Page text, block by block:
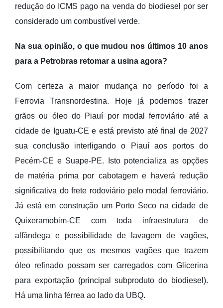
redução do ICMS pago na venda do biodiesel por ser
considerado um combustível verde.
Na sua opinião, o que mudou nos últimos 10 anos
para a Petrobras retomar a usina agora?
Com certeza a maior mudança no período foi a
Ferrovia Transnordestina. Hoje já podemos trazer
grãos ou óleo do Piauí por modal ferroviário até a
cidade de Iguatu-CE e está previsto até final de 2027
sua conclusão interligando o Piauí aos portos do
Pecém-CE e Suape-PE. Isto potencializa as opções
de matéria prima por cabotagem e haverá redução
significativa do frete rodoviário pelo modal ferroviário.
Já está em construção um Porto Seco na cidade de
Quixeramobim-CE com toda infraestrutura de
alfândega e possibilidade de lavagem de vagões,
possibilitando que os mesmos vagões que trazem
óleo refinado possam ser carregados com Glicerina
para exportação (principal subproduto do biodiesel).
Há uma linha férrea ao lado da UBQ.